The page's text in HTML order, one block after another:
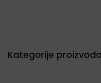
Kategorije proizvoda